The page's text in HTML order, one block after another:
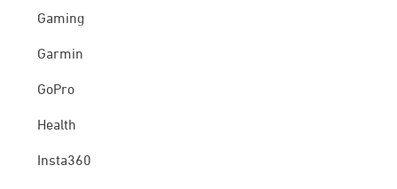
Gaming
Garmin
GoPro
Health
Insta360